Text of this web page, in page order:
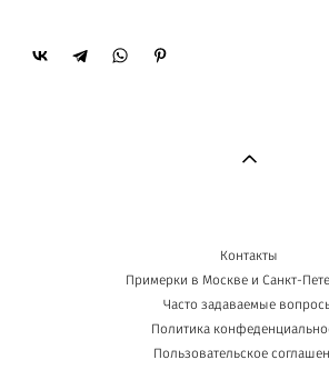
Контакты
Примерки в Москве и Санкт-
Часто задаваемые
Политика
Пользовательское